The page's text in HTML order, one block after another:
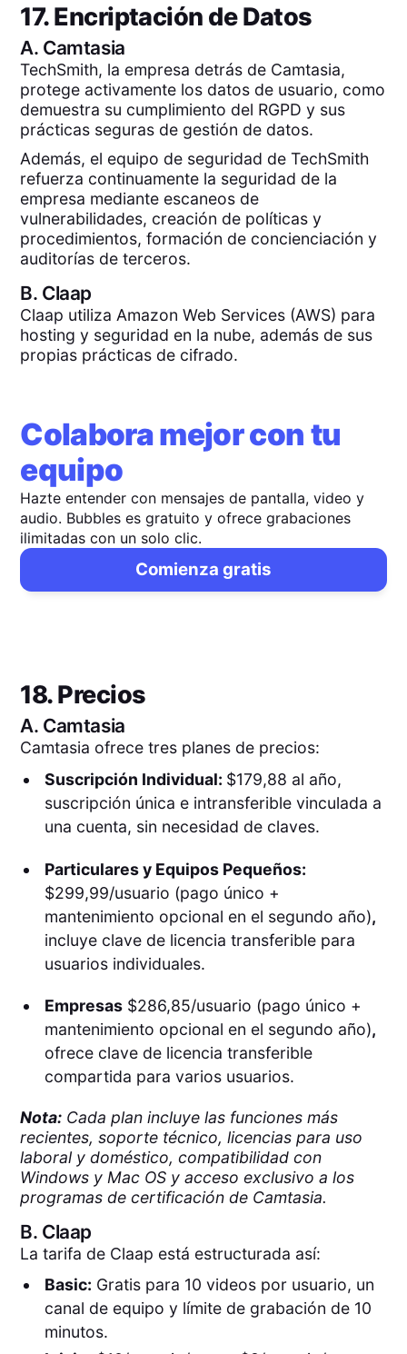
17. Encriptación de Datos
A. Camtasia
TechSmith, la empresa detrás de Camtasia,
protege activamente los datos de usuario, como
demuestra su cumplimiento del RGPD y sus
prácticas seguras de gestión de datos.
Además, el equipo de seguridad de TechSmith
refuerza continuamente la seguridad de la
empresa mediante escaneos de
vulnerabilidades, creación de políticas y
procedimientos, formación de concienciación y
auditorías de terceros.
B. Claap
Claap utiliza Amazon Web Services (AWS) para
hosting y seguridad en la nube, además de sus
propias prácticas de cifrado.
Colabora mejor con tu
equipo
Hazte entender con mensajes de pantalla, video y
audio. Bubbles es gratuito y ofrece grabaciones
ilimitadas con un solo clic.
Comienza gratis
18. Precios
A. Camtasia
Camtasia ofrece tres planes de precios:
Suscripción Individual: $179,88 al año,
suscripción única e intransferible vinculada a
una cuenta, sin necesidad de claves.
Particulares y Equipos Pequeños:
$299,99/usuario (pago único +
mantenimiento opcional en el segundo año),
incluye clave de licencia transferible para
usuarios individuales.
Empresas$286,85/usuario (pago único +
mantenimiento opcional en el segundo año),
ofrece clave de licencia transferible
compartida para varios usuarios.
Nota: Cada plan incluye las funciones más
recientes, soporte técnico, licencias para uso
laboral y doméstico, compatibilidad con
Windows y Mac OS y acceso exclusivo a los
programas de certificación de Camtasia.
B. Claap
La tarifa de Claap está estructurada así:
Basic: Gratis para 10 videos por usuario, un
canal de equipo y límite de grabación de 10
minutos.